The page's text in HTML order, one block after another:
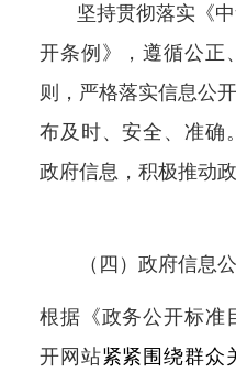
坚持贯彻落实《
开条例》，遵循公正
则， 严格落实信息公
布及时、安全、准确
政府信息，积极推动
（四）政府信息
根据《政务公开标准
开 网站紧紧围绕群众